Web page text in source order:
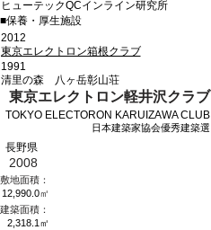
ヒューテックQCインライン研究所
​■保養・厚生施設
2012
東京エレクトロン箱根クラブ
1991
清里の森 八ヶ岳彰山荘
東京エレクトロン軽井沢クラブ
TOKYO ELECTORON KARUIZAWA CLUB
日本建築家協会優秀建築選
長野県
2008
敷地面積：
12,990.0㎡
建築面積：
2,318.1㎡